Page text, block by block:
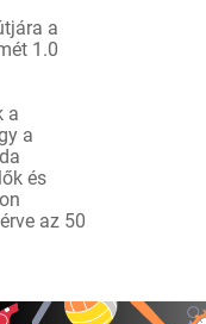
a
1.0
a
a
és
az 50